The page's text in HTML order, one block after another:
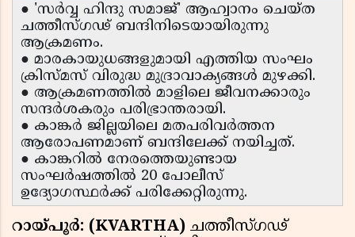
● 'സർവ്വ ഹിന്ദു സമാജ്' ആഹ്വാനം ചെയ്ത
ചത്തീസ്ഗഢ് ബന്ദിനിടെയായിരുന്നു
ആക്രമണം.
● മാരകായുധങ്ങളുമായി എത്തിയ സംഘം
ക്രിസ്മസ് വിരുദ്ധ മുദ്രാവാക്യങ്ങൾ മുഴക്കി.
● ആക്രമണത്തിൽ മാളിലെ ജീവനക്കാരും
സന്ദർശകരും പരിഭ്രാന്തരായി.
● കാങ്കർ ജില്ലയിലെ മതപരിവർത്തന
ആരോപണമാണ് ബന്ദിലേക്ക് നയിച്ചത്.
● കാങ്കറിൽ നേരത്തെയുണ്ടായ
സംഘർഷത്തിൽ 20 പോലീസ്
ഉദ്യോഗസ്ഥർക്ക് പരിക്കേറ്റിരുന്നു.
റായ്പൂർ: (KVARTHA) ചത്തീസ്ഗഢ്